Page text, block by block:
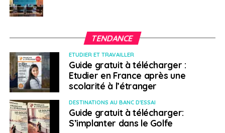
TENDANCE
ETUDIER ET TRAVAILLER
Guide gratuit à télécharger :
Etudier en France après une
scolarité à l’étranger
DESTINATIONS AU BANC D'ESSAI
Guide gratuit à télécharger:
S’implanter dans le Golfe